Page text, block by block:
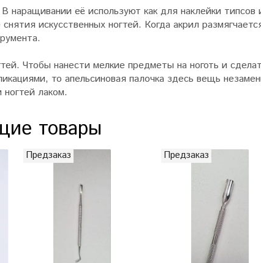
наращивании её используют как для наклейки
искусственных ногтей. Когда акрил
Чтобы нанести мелкие предметы на ноготь и
то апельсиновая палочка здесь вещь
лаком.
товары
Предзаказ Предзаказ